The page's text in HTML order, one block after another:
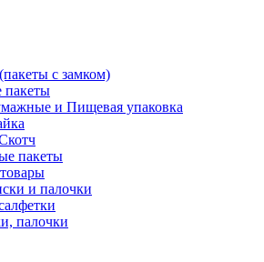
с замком)
и Пищевая упаковка
пакеты
и палочки
палочки